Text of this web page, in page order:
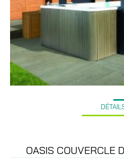
OASIS COUVERCLE